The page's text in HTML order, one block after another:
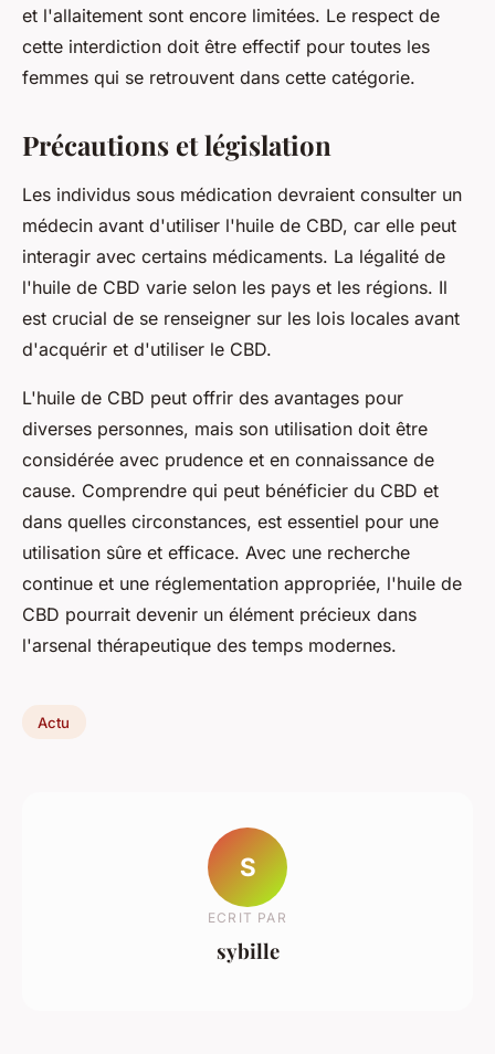
et l'allaitement sont encore limitées. Le respect de
cette interdiction doit être effectif pour toutes les
femmes qui se retrouvent dans cette catégorie.
Précautions et législation
Les individus sous médication devraient consulter un
médecin avant d'utiliser l'huile de CBD, car elle peut
interagir avec certains médicaments. La légalité de
l'huile de CBD varie selon les pays et les régions. Il
est crucial de se renseigner sur les lois locales avant
d'acquérir et d'utiliser le CBD.
L'huile de CBD peut offrir des avantages pour
diverses personnes, mais son utilisation doit être
considérée avec prudence et en connaissance de
cause. Comprendre qui peut bénéficier du CBD et
dans quelles circonstances, est essentiel pour une
utilisation sûre et efficace. Avec une recherche
continue et une réglementation appropriée, l'huile de
CBD pourrait devenir un élément précieux dans
l'arsenal thérapeutique des temps modernes.
Actu
S
ECRIT PAR
sybille